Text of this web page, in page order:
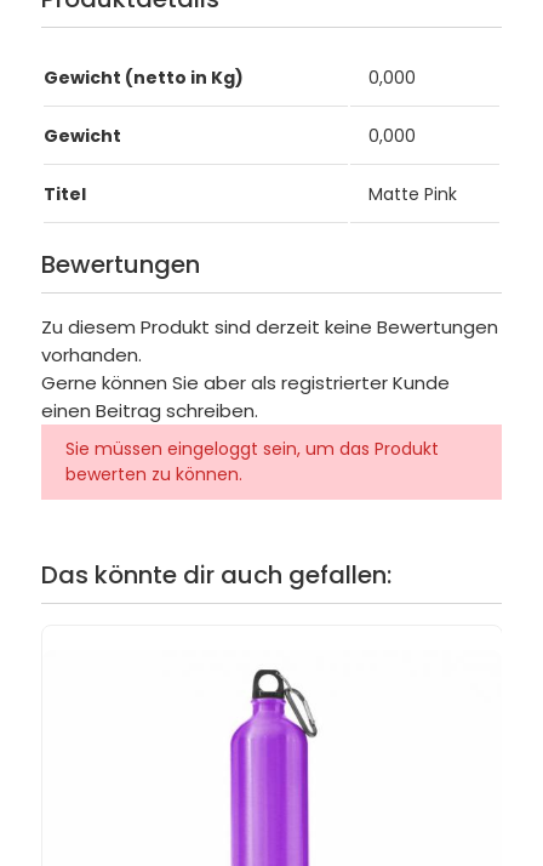
Gewicht (netto in Kg) 0,000
Gewicht 0,000
Titel Matte Pink
Bewertungen
Zu diesem Produkt sind derzeit keine Bewertungen
vorhanden.
Gerne können Sie aber als registrierter Kunde
einen Beitrag schreiben.
Sie müssen eingeloggt sein, um das Produkt
bewerten zu können.
Das könnte dir auch gefallen: